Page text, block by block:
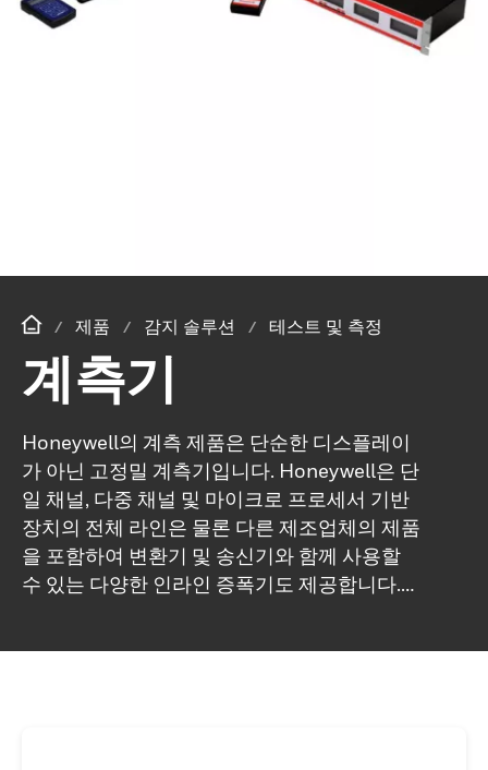
제품 감지 솔루션 테스트 및 측정
계측기
Honeywell의 계측 제품은 ​​단순한 디스플레이
가 아닌 고정밀 계측기입니다. Honeywell은 단
일 채널, 다중 채널 및 마이크로 프로세서 기반
장치의 전체 라인은 물론 다른 제조업체의 제품
을 포함하여 변환기 및 송신기와 함께 사용할
수 있는 다양한 인라인 증폭기도 제공합니다.